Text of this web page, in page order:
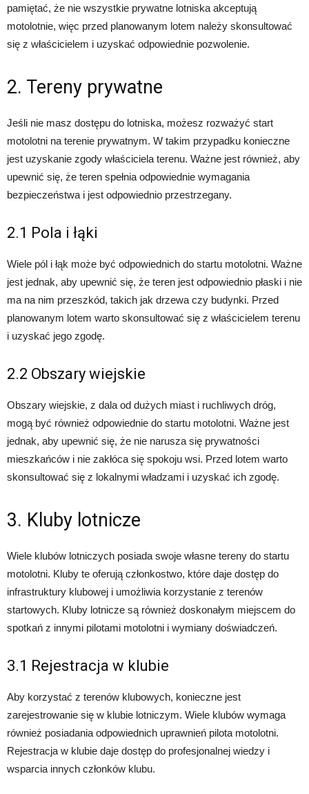
pamiętać, że nie wszystkie prywatne lotniska akceptują
motolotnie, więc przed planowanym lotem należy skonsultować
się z właścicielem i uzyskać odpowiednie pozwolenie.
2. Tereny prywatne
Jeśli nie masz dostępu do lotniska, możesz rozważyć start
motolotni na terenie prywatnym. W takim przypadku konieczne
jest uzyskanie zgody właściciela terenu. Ważne jest również, aby
upewnić się, że teren spełnia odpowiednie wymagania
bezpieczeństwa i jest odpowiednio przestrzegany.
2.1 Pola i łąki
Wiele pól i łąk może być odpowiednich do startu motolotni. Ważne
jest jednak, aby upewnić się, że teren jest odpowiednio płaski i nie
ma na nim przeszkód, takich jak drzewa czy budynki. Przed
planowanym lotem warto skonsultować się z właścicielem terenu
i uzyskać jego zgodę.
2.2 Obszary wiejskie
Obszary wiejskie, z dala od dużych miast i ruchliwych dróg,
mogą być również odpowiednie do startu motolotni. Ważne jest
jednak, aby upewnić się, że nie narusza się prywatności
mieszkańców i nie zakłóca się spokoju wsi. Przed lotem warto
skonsultować się z lokalnymi władzami i uzyskać ich zgodę.
3. Kluby lotnicze
Wiele klubów lotniczych posiada swoje własne tereny do startu
motolotni. Kluby te oferują członkostwo, które daje dostęp do
infrastruktury klubowej i umożliwia korzystanie z terenów
startowych. Kluby lotnicze są również doskonałym miejscem do
spotkań z innymi pilotami motolotni i wymiany doświadczeń.
3.1 Rejestracja w klubie
Aby korzystać z terenów klubowych, konieczne jest
zarejestrowanie się w klubie lotniczym. Wiele klubów wymaga
również posiadania odpowiednich uprawnień pilota motolotni.
Rejestracja w klubie daje dostęp do profesjonalnej wiedzy i
wsparcia innych członków klubu.